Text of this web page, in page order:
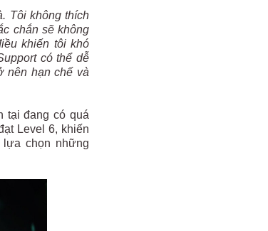
Tôi không thích
chắn sẽ không
khiến tôi khó
có thể dễ
nên hạn chế và
tại đang có quá
Level 6, khiến
chọn những